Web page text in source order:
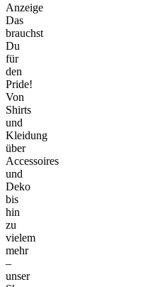
Anzeige
Das
brauchst
Du
für
den
Pride!
Von
Shirts
und
Kleidung
über
Accessoires
und
Deko
bis
hin
zu
vielem
mehr
–
unser